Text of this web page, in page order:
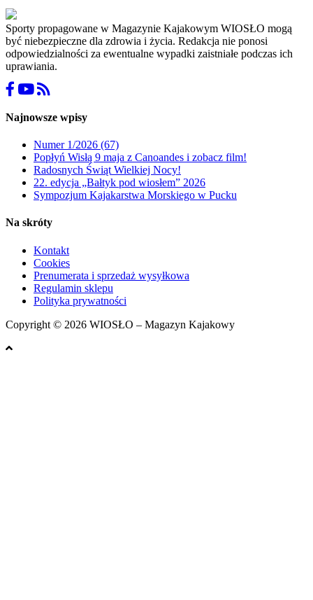
Sporty propagowane w Magazynie Kajakowym WIOSŁO mogą
być niebezpieczne dla zdrowia i życia. Redakcja nie ponosi
odpowiedzialności za ewentualne wypadki zaistniałe podczas ich
uprawiania.
Najnowsze wpisy
Numer 1/2026 (67)
Popłyń Wisłą 9 maja z Canoandes i zobacz film!
Radosnych Świąt Wielkiej Nocy!
22. edycja „Bałtyk pod wiosłem” 2026
Sympozjum Kajakarstwa Morskiego w Pucku
Na skróty
Kontakt
Cookies
Prenumerata i sprzedaż wysyłkowa
Regulamin sklepu
Polityka prywatności
Copyright © 2026 WIOSŁO – Magazyn Kajakowy